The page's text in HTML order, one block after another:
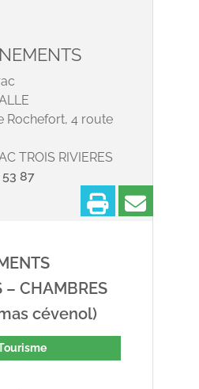
Rochefort, 4 route
TROIS RIVIERES
87
– CHAMBRES
cévenol)